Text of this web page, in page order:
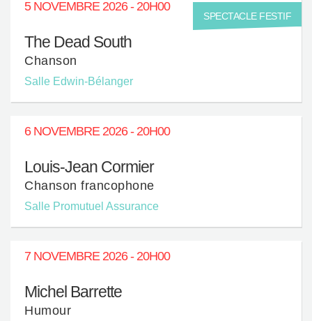
5 NOVEMBRE 2026 - 20H00
SPECTACLE FESTIF
The Dead South
Chanson
Salle Edwin-Bélanger
6 NOVEMBRE 2026 - 20H00
Louis-Jean Cormier
Chanson francophone
Salle Promutuel Assurance
7 NOVEMBRE 2026 - 20H00
Michel Barrette
Humour